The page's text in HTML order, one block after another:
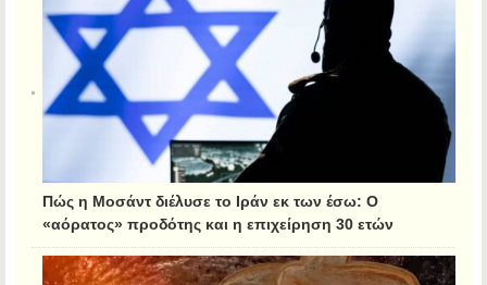
Πώς η Μοσάντ διέλυσε το Ιράν εκ των έσω: Ο
«αόρατος» προδότης και η επιχείρηση 30 ετών